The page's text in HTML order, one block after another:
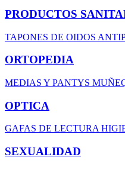
PRODUCTOS
TAPONES DE OIDOS
ORTOPEDIA
MEDIAS Y PANTYS
OPTICA
GAFAS DE LECTURA
SEXUALIDAD